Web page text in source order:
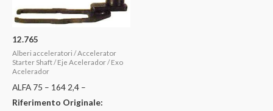
12.765
Alberi acceleratori / Accelerator
Starter Shaft / Eje Acelerador / Exo
Acelerador
ALFA 75 – 164 2,4 –
Riferimento Originale: